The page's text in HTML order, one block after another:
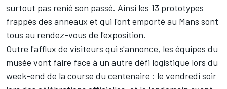
surtout pas renié son passé. Ainsi les 13 prototypes
frappés des anneaux et qui l'ont emporté au Mans sont
tous au rendez-vous de l'exposition.
Outre l'afflux de visiteurs qui s'annonce, les équipes du
musée vont faire face à un autre défi logistique lors du
week-end de la course du centenaire : le vendredi soir